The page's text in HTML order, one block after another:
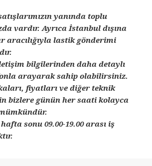
yanında toplu
vardır. Ayrıca İstanbul dışına
aracılığıyla lastik gönderimi
bilgilerinden daha detaylı
arayarak sahip olabilirsiniz.
fiyatları ve diğer teknik
bizlere günün her saati kolayca
sonu 09.00-19.00 arası iş